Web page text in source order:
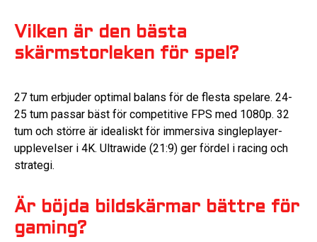
Vilken är den bästa
skärmstorleken för spel?
27 tum erbjuder optimal balans för de flesta spelare. 24-
25 tum passar bäst för competitive FPS med 1080p. 32
tum och större är idealiskt för immersiva singleplayer-
upplevelser i 4K. Ultrawide (21:9) ger fördel i racing och
strategi.
Är böjda bildskärmar bättre för
gaming?